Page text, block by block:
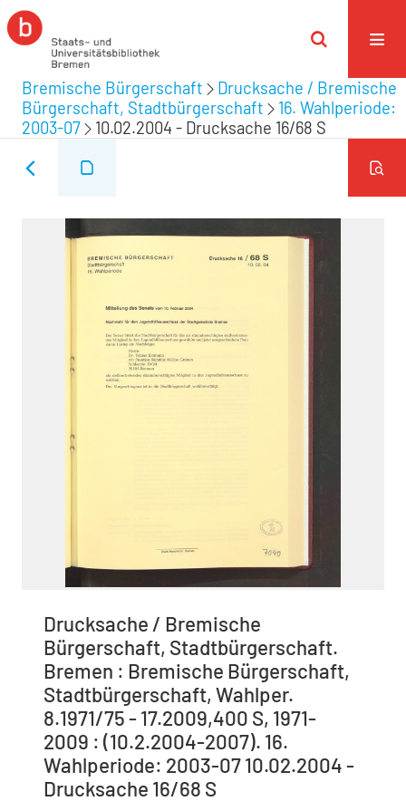
Bremische Bürgerschaft
Drucksache / Bremische
Bürgerschaft, Stadtbürgerschaft
16. Wahlperiode:
2003-07
10.02.2004 - Drucksache 16/68 S
Drucksache / Bremische
Bürgerschaft, Stadtbürgerschaft.
Bremen : Bremische Bürgerschaft,
Stadtbürgerschaft, Wahlper.
8.1971/75 - 17.2009,400 S, 1971-
2009 : (10.2.2004-2007). 16.
Wahlperiode: 2003-07 10.02.2004 -
Drucksache 16/68 S